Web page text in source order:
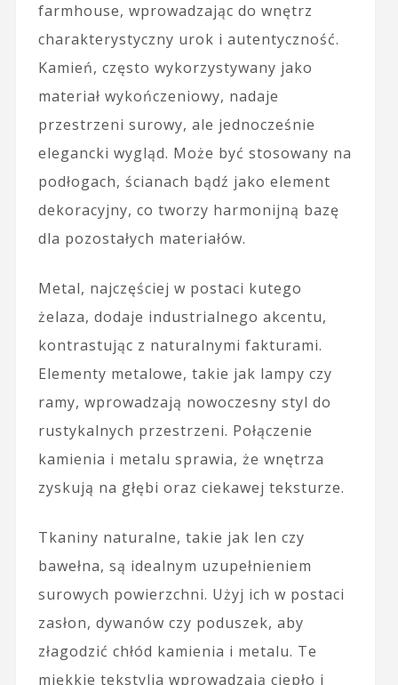
farmhouse, wprowadzając do wnętrz
charakterystyczny urok i autentyczność.
Kamień, często wykorzystywany jako
materiał wykończeniowy, nadaje
przestrzeni surowy, ale jednocześnie
elegancki wygląd. Może być stosowany na
podłogach, ścianach bądź jako element
dekoracyjny, co tworzy harmonijną bazę
dla pozostałych materiałów.
Metal, najczęściej w postaci kutego
żelaza, dodaje industrialnego akcentu,
kontrastując z naturalnymi fakturami.
Elementy metalowe, takie jak lampy czy
ramy, wprowadzają nowoczesny styl do
rustykalnych przestrzeni. Połączenie
kamienia i metalu sprawia, że wnętrza
zyskują na głębi oraz ciekawej teksturze.
Tkaniny naturalne, takie jak len czy
bawełna, są idealnym uzupełnieniem
surowych powierzchni. Użyj ich w postaci
zasłon, dywanów czy poduszek, aby
złagodzić chłód kamienia i metalu. Te
miękkie tekstylia wprowadzają ciepło i